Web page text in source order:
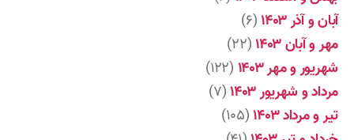
آبان و آذر ۱۴۰۳
(۶)
مهر و آبان ۱۴۰۳
(۲۲)
شهریور و مهر ۱۴۰۳
(۱۲۲)
مرداد و شهریور ۱۴۰۳
(۷)
تیر و مرداد ۱۴۰۳
(۱۰۵)